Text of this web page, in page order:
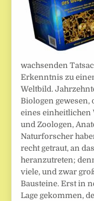
wachsenden
Erkenntnis zu
Weltbild.
Biologen gewesen,
eines einheitlichen
und Zoologen,
Naturforscher
recht getraut, an
heranzutreten;
viele, und zwar
Bausteine. Erst in
Lage gekommen,